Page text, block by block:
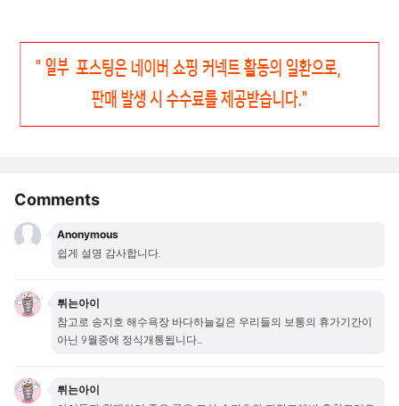
Comments
Anonymous
쉽게 설명 감사합니다.
튀는아이
참고로 송지호 해수욕장 바다하늘길은 우리들의 보통의 휴가기간이
아닌 9월중에 정식개통됩니다...
튀는아이